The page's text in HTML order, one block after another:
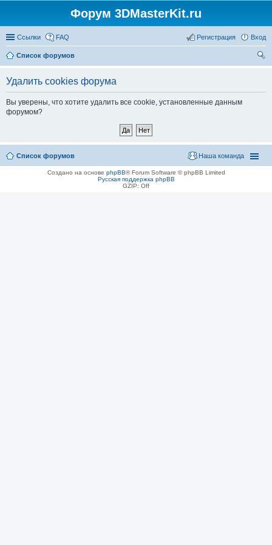
Форум 3DMasterKit.ru
Ссылки FAQ Вход
Регистрация
Список форумов
Удалить cookies форума
Вы уверены, что хотите удалить все cookie, установленные данным
форумом?
Список форумов Наша команда
Создано на основе phpBB® Forum Software © phpBB Limited
Русская поддержка phpBB
GZIP: Off